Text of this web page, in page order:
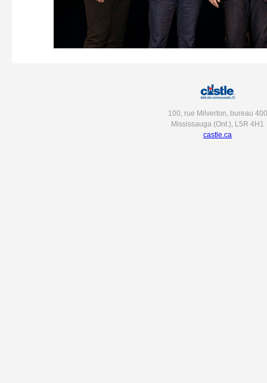
100, rue Milverton, bureau 400
Mississauga (Ont.), L5R 4H1
castle.ca